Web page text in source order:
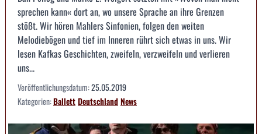
sprechen kann« dort an, wo unsere Sprache an ihre Grenzen
stößt. Wir hören Mahlers Sinfonien, folgen den weiten
Melodiebögen und tief im Inneren rührt sich etwas in uns. Wir
lesen Kafkas Geschichten, zweifeln, verzweifeln und verlieren
uns...
Veröffentlichungsdatum:25.05.2019
Kategorien:BallettDeutschlandNews